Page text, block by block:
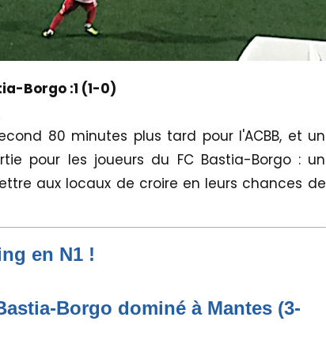
Borgo :1 (1-0)
80 minutes plus tard pour l'ACBB, et un
pour les joueurs du FC Bastia-Borgo : un
aux locaux de croire en leurs chances de
en N1 !
Borgo dominé à Mantes (3-